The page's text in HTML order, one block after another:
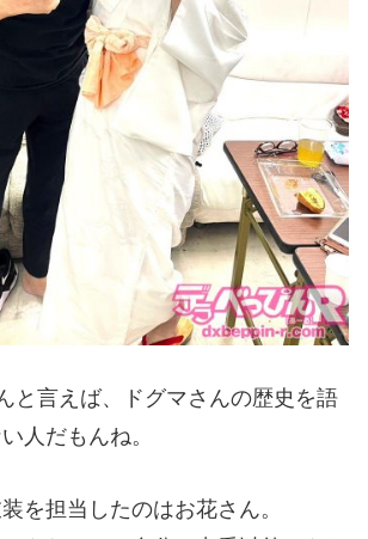
と言えば、ドグマさんの歴史を語
人だもんね。
を担当したのはお花さん。